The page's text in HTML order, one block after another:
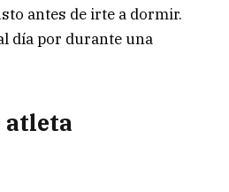
antes de irte a dormir.
día por durante una
atleta